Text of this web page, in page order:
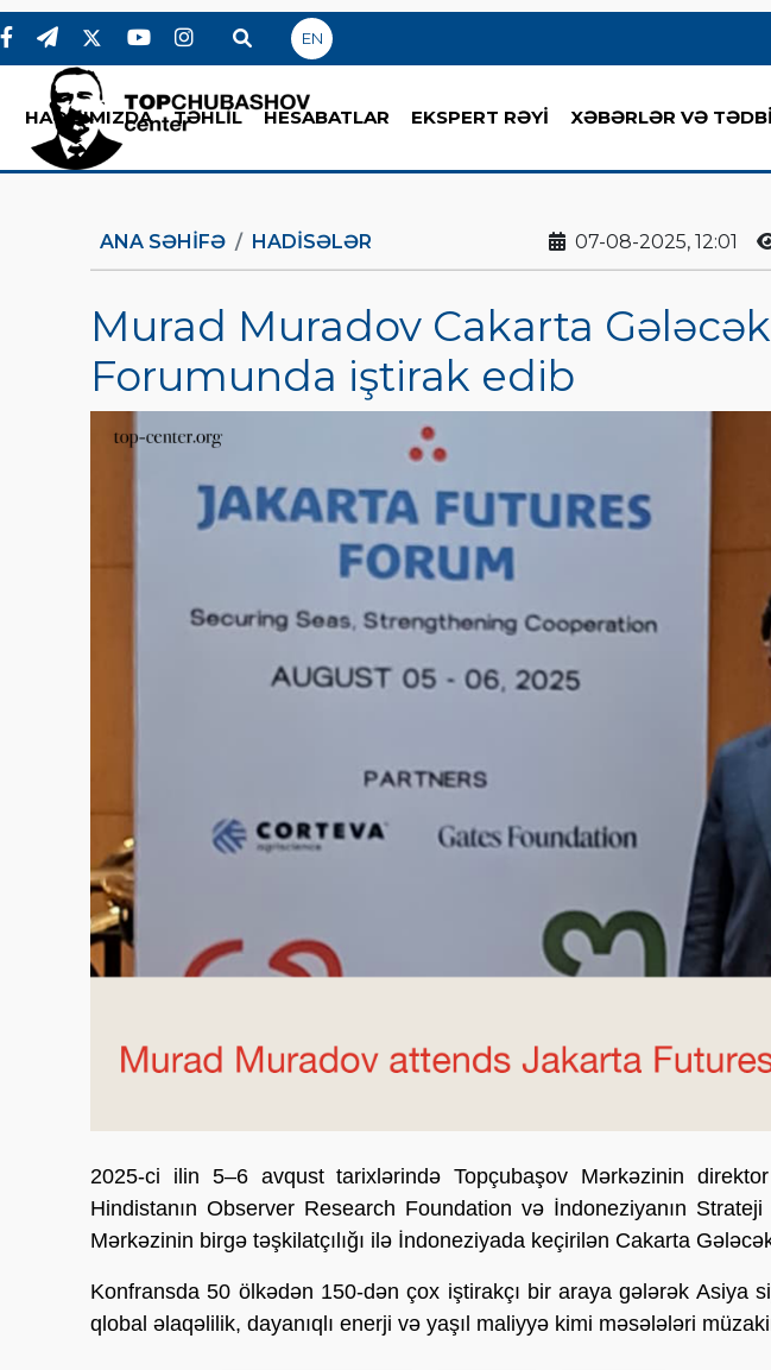
EN
HAQQIMIZDA TƏHLİL HESABATLAR EKSPERT RƏYİ XƏBƏRLƏR VƏ
ANA SƏHIFƏ HADİSƏLƏR 07-08-2025, 12:01
Murad Muradov Cakarta Gələcək
Forumunda iştirak edib
2025-ci ilin 5–6 avqust tarixlərində Topçubaşov Mərkəzinin
Hindistanın Observer Research Foundation və İndoneziyanın
Mərkəzinin birgə təşkilatçılığı ilə İndoneziyada keçirilən Cakarta
Konfransda 50 ölkədən 150-dən çox iştirakçı bir araya gələrək Asiya
qlobal əlaqəlilik, dayanıqlı enerji və yaşıl maliyyə kimi məsələləri